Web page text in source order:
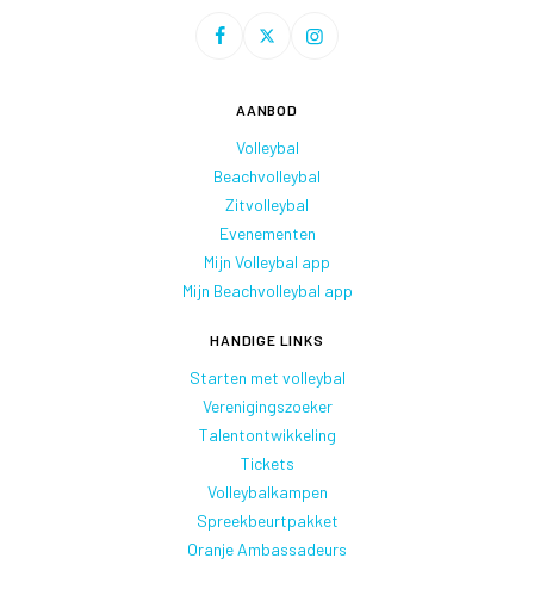
AANBOD
Volleybal
Beachvolleybal
Zitvolleybal
Evenementen
Mijn Volleybal app
Mijn Beachvolleybal app
HANDIGE LINKS
Starten met volleybal
Verenigingszoeker
Talentontwikkeling
Tickets
Volleybalkampen
Spreekbeurtpakket
Oranje Ambassadeurs